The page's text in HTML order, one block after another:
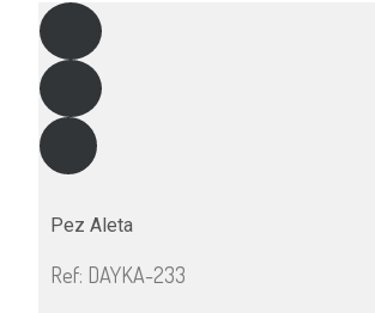
Pez Aleta
Ref: DAYKA-233